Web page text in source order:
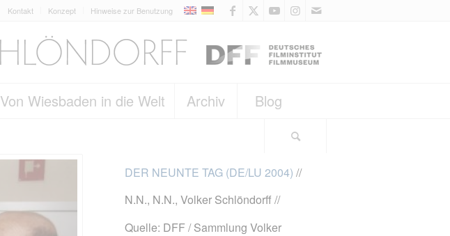
Kontakt Konzept Hinweise zur Benutzung
Von Wiesbaden in die Welt Archiv Blog
DER NEUNTE TAG (DE/LU 2004) //
N.N., N.N., Volker Schlöndorff //
Quelle: DFF / Sammlung Volker